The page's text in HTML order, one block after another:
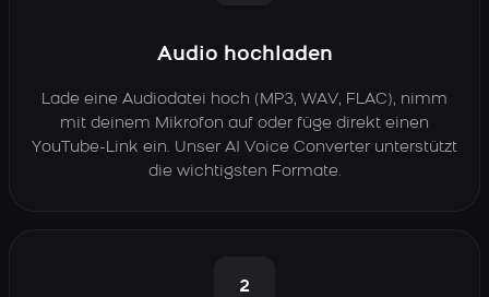
Audio hochladen
Lade eine Audiodatei hoch (MP3, WAV, FLAC), nimm
mit deinem Mikrofon auf oder füge direkt einen
YouTube-Link ein. Unser AI Voice Converter unterstützt
die wichtigsten Formate.
2